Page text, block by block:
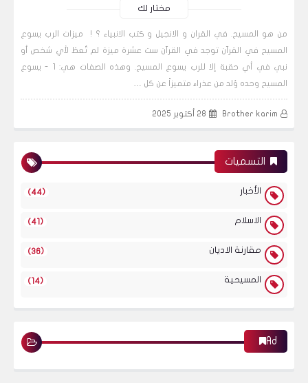
مختار لك
من هو المسيح. في القران و الانجيل و كتب الانبياء ؟ ! ميزات الرب يسوع
المسيح في القرآن توجد في القرآن ست عشرة ميزة لم تُعطَ لأي شخص أو
نبي في أي حقبة إلا للرب يسوع المسيح. وهذه الصفات هي: 1 - يسوع
المسيح وحده وُلد من عذراء متميزاً عن كل …
Brother karim 28 أكتوبر 2025
التسميات
الأخبار (44)
الاسلام (41)
مقارنة الاديان (36)
المسيحية (14)
Ad